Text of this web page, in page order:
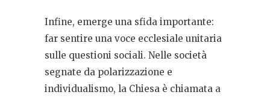
Infine, emerge una sfida importante:
far sentire una voce ecclesiale unitaria
sulle questioni sociali. Nelle società
segnate da polarizzazione e
individualismo, la Chiesa è chiamata a